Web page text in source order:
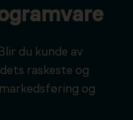
du kunde av
raskeste og
og